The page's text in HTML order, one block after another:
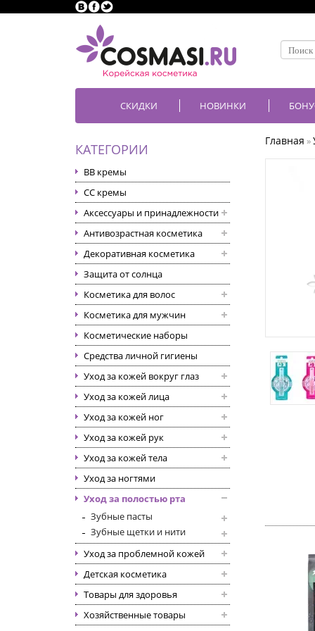
СКИДКИ НОВИНКИ
КАТЕГОРИИ
BB кремы
CC кремы
Аксессуары и принадлежности
Антивозрастная косметика
Декоративная косметика
Защита от солнца
Косметика для волос
Косметика для мужчин
Косметические наборы
Средства личной гигиены
Уход за кожей вокруг глаз
Уход за кожей лица
Уход за кожей ног
Уход за кожей рук
Уход за кожей тела
Уход за ногтями
Уход за полостью рта
Зубные пасты
Зубные щетки и нити
Уход за проблемной кожей
Детская косметика
Товары для здоровья
Хозяйственные товары
Главная »